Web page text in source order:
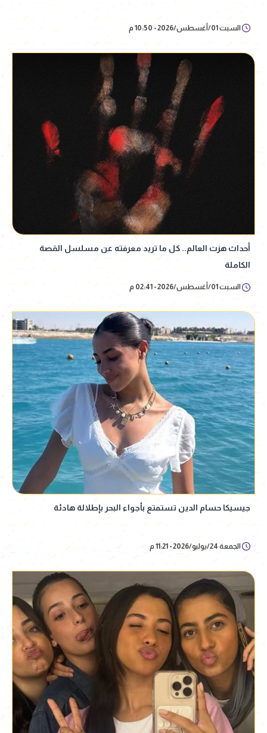
السبت 01/أغسطس/2026 - 10:50 م
أحداث هزت العالم.. كل ما تريد معرفته عن مسلسل القصة
الكاملة
السبت 01/أغسطس/2026 - 02:41 م
جيسيكا حسام الدين تستمتع بأجواء البحر بإطلالة هادئة
الجمعة 24/يوليو/2026 - 11:21 م